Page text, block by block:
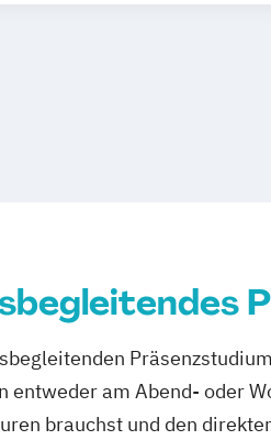
entweder am Abend- oder
brauchst und den